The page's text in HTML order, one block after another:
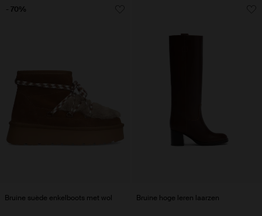
Bruine suède enkelboots met wol
- 70%
Bruine hoge leren laarzen